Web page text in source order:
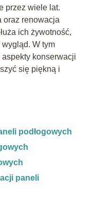
przez wiele lat.
oraz renowacja
ich żywotność,
W tym
konserwacji
się piękną i
podłogowych
paneli